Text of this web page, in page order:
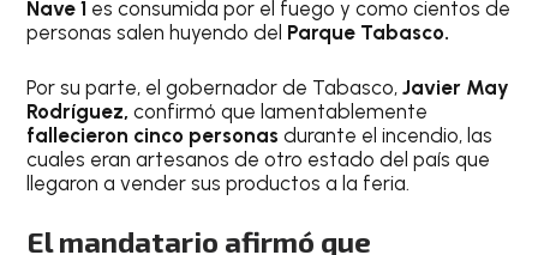
Nave 1 es consumida por el fuego y como cientos de
personas salen huyendo del Parque Tabasco.
Por su parte, el gobernador de Tabasco,Javier May
Rodríguez,confirmó que lamentablemente
fallecieron cinco personasdurante el incendio, las
cuales eran artesanos de otro estado del país que
llegaron a vender sus productos a la feria.
El mandatario afirmó que